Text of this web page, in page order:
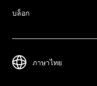
บล็อก